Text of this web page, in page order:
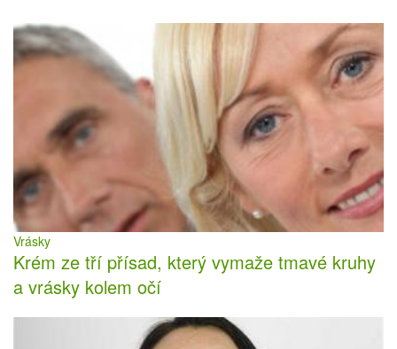
Vrásky
Krém ze tří přísad, který vymaže tmavé kruhy
a vrásky kolem očí